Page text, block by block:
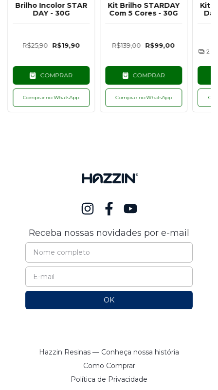
Brilho Incolor STAR
DAY - 30G
R$25,90 R$19,90
COMPRAR
Comprar no WhatsApp
Kit Brilho STARDAY
Com 5 Cores - 30G
R$139,00 R$99,00
COMPRAR
Comprar no WhatsApp
Kit
2
Receba nossas novidades por e-mail
Hazzin Resinas — Conheça nossa história
Como Comprar
Política de Privacidade